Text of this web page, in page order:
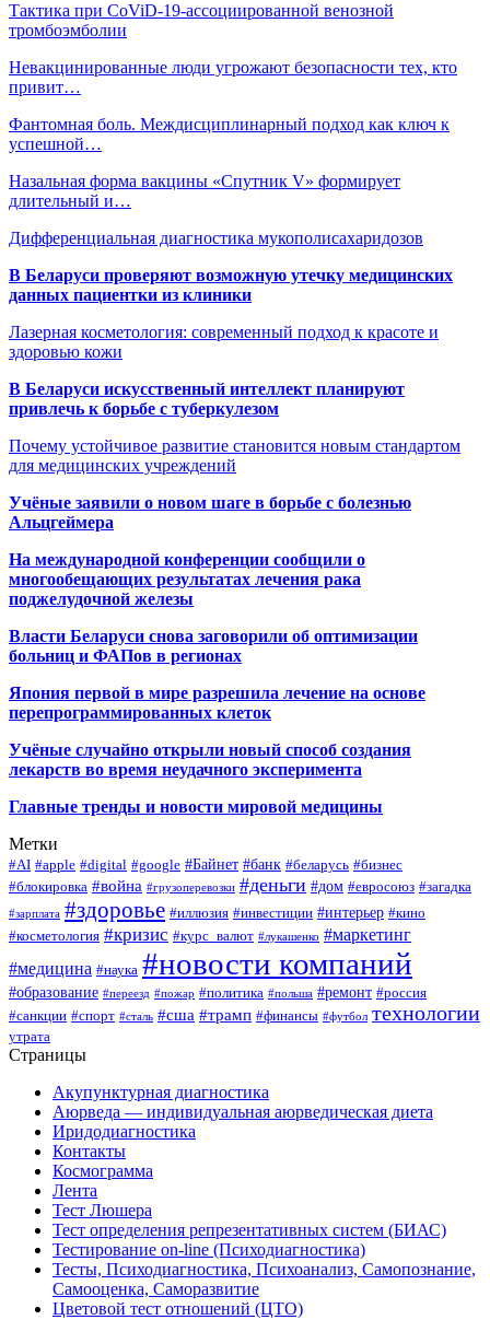
Тактика при CoViD-19-ассоциированной венозной
тромбоэмболии
Невакцинированные люди угрожают безопасности тех, кто
привит…
Фантомная боль. Междисциплинарный подход как ключ к
успешной…
Назальная форма вакцины «Спутник V» формирует
длительный и…
Дифференциальная диагностика мукополисахаридозов
В Беларуси проверяют возможную утечку медицинских
данных пациентки из клиники
Лазерная косметология: современный подход к красоте и
здоровью кожи
В Беларуси искусственный интеллект планируют
привлечь к борьбе с туберкулезом
Почему устойчивое развитие становится новым стандартом
для медицинских учреждений
Учёные заявили о новом шаге в борьбе с болезнью
Альцгеймера
На международной конференции сообщили о
многообещающих результатах лечения рака
поджелудочной железы
Власти Беларуси снова заговорили об оптимизации
больниц и ФАПов в регионах
Япония первой в мире разрешила лечение на основе
перепрограммированных клеток
Учёные случайно открыли новый способ создания
лекарств во время неудачного эксперимента
Главные тренды и новости мировой медицины
Метки
#AI #apple #digital #google #Байнет #банк #беларусь #бизнес
#блокировка #война #грузоперевозки #деньги #дом #евросоюз #загадка
#зарплата #здоровье #иллюзия #инвестиции #интерьер #кино
#косметология #кризис #курс_валют #лукашенко #маркетинг
#медицина #наука #новости компаний
#образование #переезд #пожар #политика #польша #ремонт #россия
#санкции #спорт #сталь #сша #трамп #финансы #футбол технологии
утрата
Страницы
Акупунктурная диагностика
Аюрведа — индивидуальная аюрведическая диета
Иридодиагностика
Контакты
Космограмма
Лента
Тест Люшера
Тест определения репрезентативных систем (БИАС)
Тестирование on-line (Психодиагностика)
Тесты, Психодиагностика, Психоанализ, Самопознание,
Самооценка, Саморазвитие
Цветовой тест отношений (ЦТО)